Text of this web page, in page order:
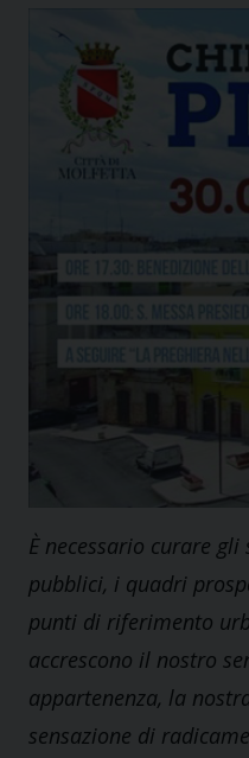
È necessario curare gli
pubblici, i quadri
punti di riferimento
accrescono il nostro
appartenenza, la
sensazione di